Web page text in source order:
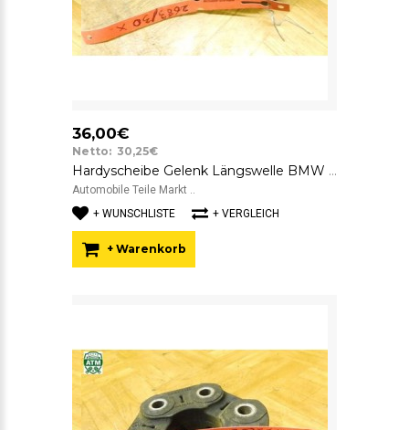
36,00€
Netto: 30,25€
Hardyscheibe Gelenk Längswelle BMW 7522027 SGF GAB01-023
Automobile Teile Markt ..
+ WUNSCHLISTE
+ VERGLEICH
+ Warenkorb